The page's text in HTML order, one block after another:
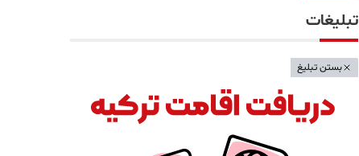
تبلیغات
بستن تبلیغ